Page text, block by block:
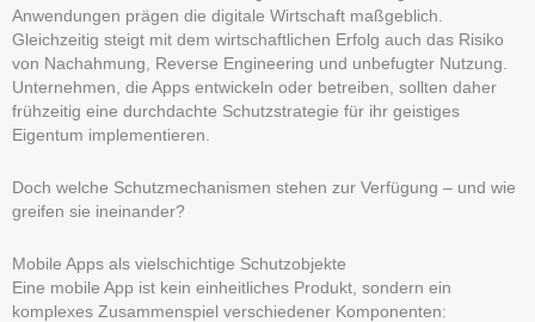
Anwendungen prägen die digitale Wirtschaft maßgeblich.
Gleichzeitig steigt mit dem wirtschaftlichen Erfolg auch das Risiko
von Nachahmung, Reverse Engineering und unbefugter Nutzung.
Unternehmen, die Apps entwickeln oder betreiben, sollten daher
frühzeitig eine durchdachte Schutzstrategie für ihr geistiges
Eigentum implementieren.
Doch welche Schutzmechanismen stehen zur Verfügung – und wie
greifen sie ineinander?
Mobile Apps als vielschichtige Schutzobjekte
Eine mobile App ist kein einheitliches Produkt, sondern ein
komplexes Zusammenspiel verschiedener Komponenten: